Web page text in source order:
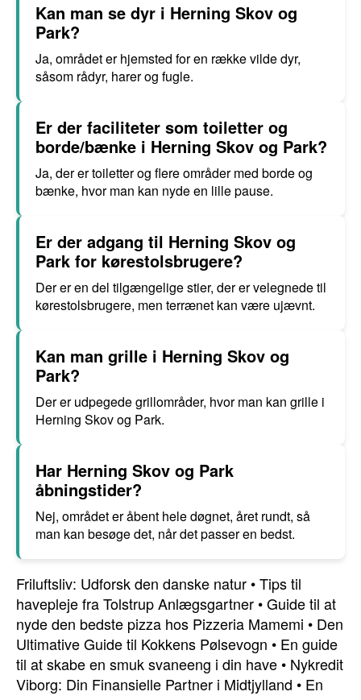
Kan man se dyr i Herning Skov og
Park?
Ja, området er hjemsted for en række vilde dyr,
såsom rådyr, harer og fugle.
Er der faciliteter som toiletter og
borde/bænke i Herning Skov og Park?
Ja, der er toiletter og flere områder med borde og
bænke, hvor man kan nyde en lille pause.
Er der adgang til Herning Skov og
Park for kørestolsbrugere?
Der er en del tilgængelige stier, der er velegnede til
kørestolsbrugere, men terrænet kan være ujævnt.
Kan man grille i Herning Skov og
Park?
Der er udpegede grillområder, hvor man kan grille i
Herning Skov og Park.
Har Herning Skov og Park
åbningstider?
Nej, området er åbent hele døgnet, året rundt, så
man kan besøge det, når det passer en bedst.
Friluftsliv: Udforsk den danske natur •Tips til
havepleje fra Tolstrup Anlægsgartner •Guide til at
nyde den bedste pizza hos Pizzeria Mamemi • Den
Ultimative Guide til Kokkens Pølsevogn • En guide
til at skabe en smuk svaneeng i din have • Nykredit
Viborg: Din Finansielle Partner i Midtjylland • En